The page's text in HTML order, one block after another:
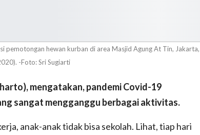
hewan kurban di area Masjid Agung At Tin, Jakarta,
-Foto: Sri Sugiarti
mengatakan, pandemi Covid-19
sangat mengganggu berbagai aktivitas.
anak-anak tidak bisa sekolah. Lihat, tiap hari